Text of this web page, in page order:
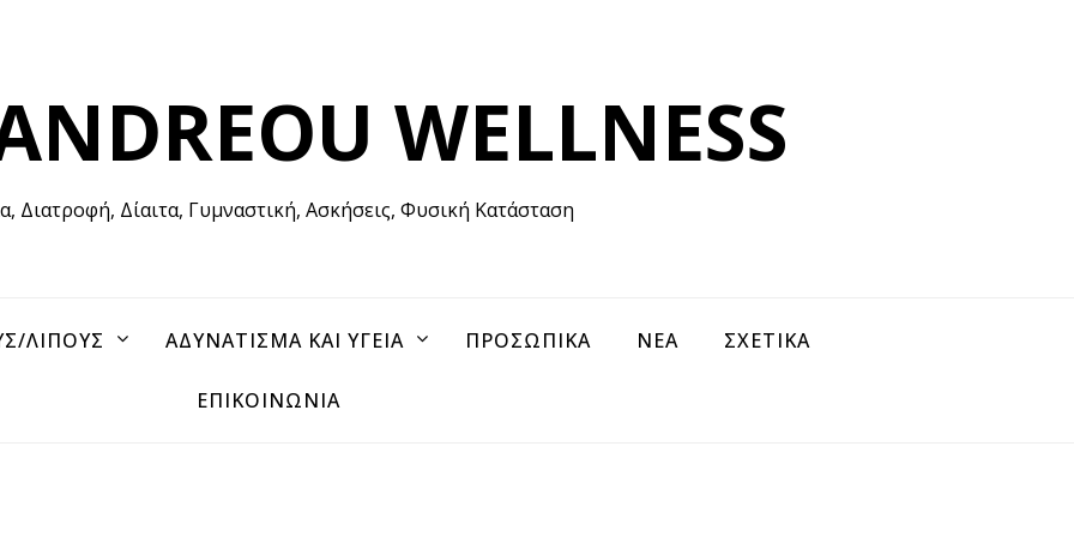
WELLNESS
Διατροφή, Δίαιτα, Γυμναστική, Ασκήσεις, Φυσική Κατάσταση
ΛΙΠΟΥΣ ΑΔΥΝΑΤΙΣΜΑ ΚΑΙ ΥΓΕΙΑ ΠΡΟΣΩΠΙΚΑ ΝΕΑ ΣΧΕΤΙΚΑ
ΕΠΙΚΟΙΝΩΝΙΑ